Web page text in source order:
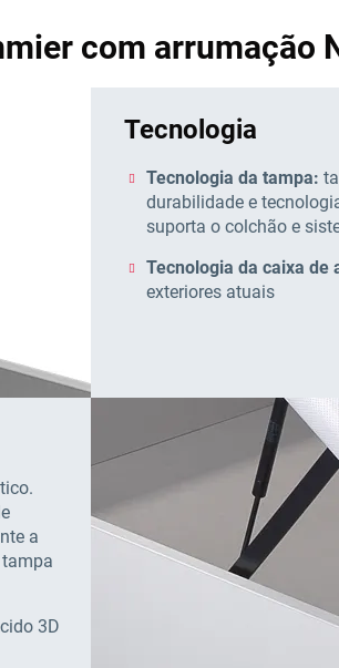
com arrumação
Tecnologia
Tecnologia da tampa:
durabilidade e
suporta o colchão e
Tecnologia da caixa de
exteriores atuais
a
3D